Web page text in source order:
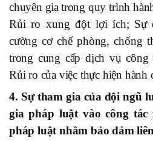
chuyên gia trong quy trình
Rủi ro xung đột lợi ích; Sự
cường cơ chế phòng, chống
trong cung cấp dịch vụ
Rủi ro của việc thực hiện hành
4. Sự tham gia của đội ngũ
gia pháp luật vào công tác
pháp luật nhằm bảo đảm